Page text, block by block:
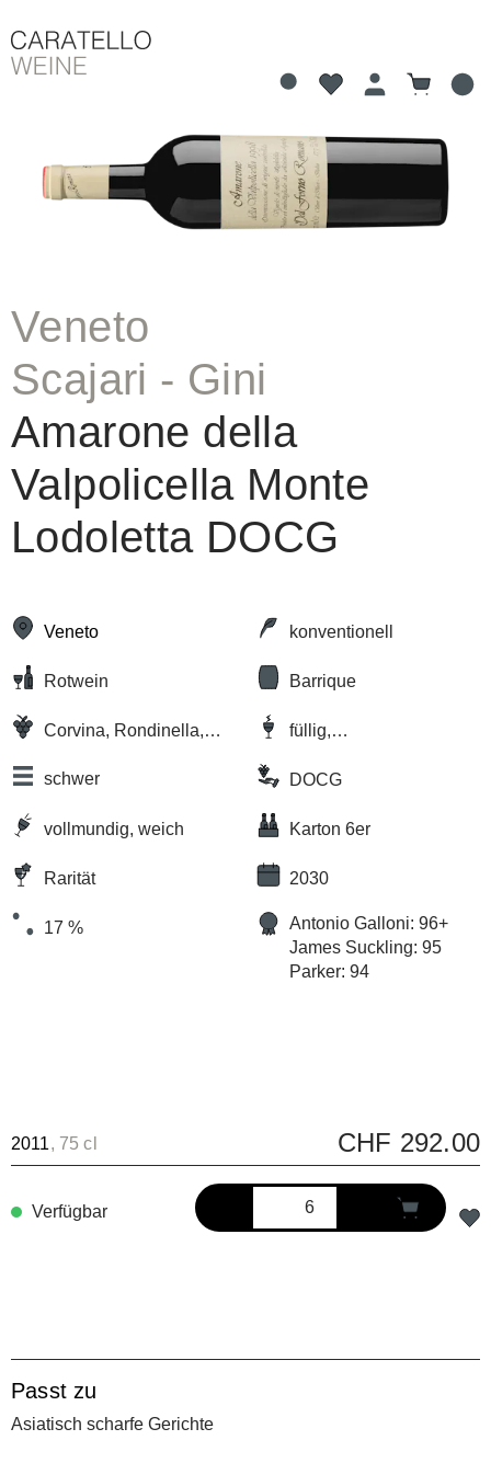
Bildergalerie überspringen
Veneto
Scajari - Gini
Amarone della
Valpolicella Monte
Lodoletta DOCG
Veneto konventionell
Rotwein Barrique
Corvina, Rondinella,
füllig,
würzig
schwer DOCG
vollmundig, weich Karton 6er
Rarität 2030
17 %
Antonio Galloni: 96+
James Suckling: 95
Parker: 94
2011, 75 cl CHF 292.00
Verfügbar
Passt zu
Asiatisch scharfe Gerichte